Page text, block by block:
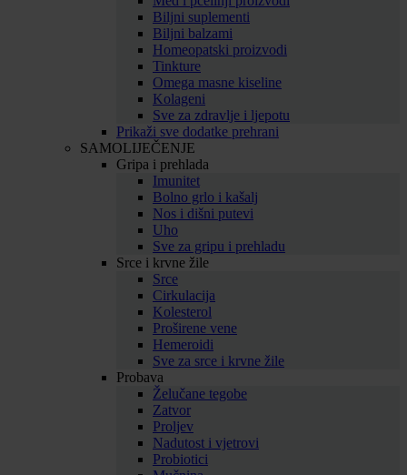
Biljni suplementi
Biljni balzami
Homeopatski proizvodi
Tinkture
Omega masne kiseline
Kolageni
Sve za zdravlje i ljepotu
Prikaži sve dodatke prehrani
SAMOLIJEČENJE
Gripa i prehlada
Imunitet
Bolno grlo i kašalj
Nos i dišni putevi
Uho
Sve za gripu i prehladu
Srce i krvne žile
Srce
Cirkulacija
Kolesterol
Proširene vene
Hemeroidi
Sve za srce i krvne žile
Probava
Želučane tegobe
Zatvor
Proljev
Nadutost i vjetrovi
Probiotici